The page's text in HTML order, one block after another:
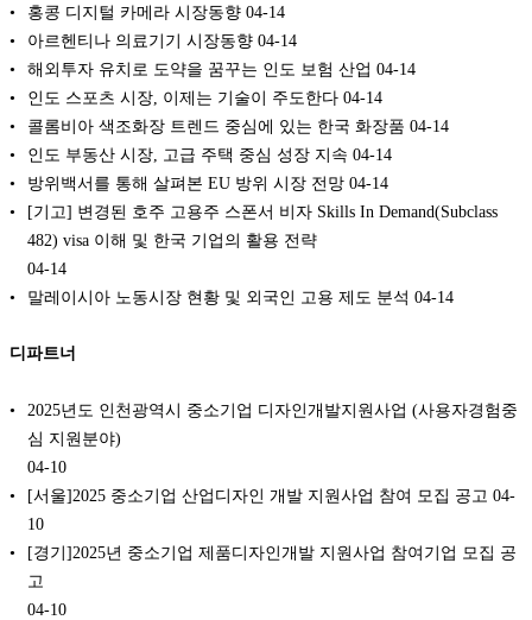
홍콩 디지털 카메라 시장동향 04-14
아르헨티나 의료기기 시장동향 04-14
해외투자 유치로 도약을 꿈꾸는 인도 보험 산업 04-14
인도 스포츠 시장, 이제는 기술이 주도한다 04-14
콜롬비아 색조화장 트렌드 중심에 있는 한국 화장품 04-14
인도 부동산 시장, 고급 주택 중심 성장 지속 04-14
방위백서를 통해 살펴본 EU 방위 시장 전망 04-14
[기고] 변경된 호주 고용주 스폰서 비자 Skills In Demand(Subclass
482) visa 이해 및 한국 기업의 활용 전략
04-14
말레이시아 노동시장 현황 및 외국인 고용 제도 분석 04-14
디파트너
2025년도 인천광역시 중소기업 디자인개발지원사업 (사용자경험중
심 지원분야)
04-10
[서울]2025 중소기업 산업디자인 개발 지원사업 참여 모집 공고 04-
10
[경기]2025년 중소기업 제품디자인개발 지원사업 참여기업 모집 공
고
04-10